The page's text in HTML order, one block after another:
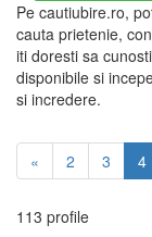
Pe cautiubire.ro,
cauta prietenie,
iti doresti sa
disponibile si
si incredere.
« 2 3 4
113 profile